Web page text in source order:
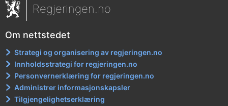
Regjeringen.no
Om nettstedet
Strategi og organisering av regjeringen.no
Innholdsstrategi for regjeringen.no
Personvernerklæring for regjeringen.no
Administrer informasjonskapsler
Tilgjengelighetserklæring